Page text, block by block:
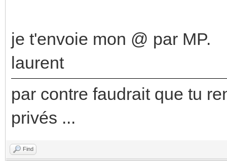
je t'envoie mon @ par MP.
laurent
par contre faudrait que tu
privés ...
Find